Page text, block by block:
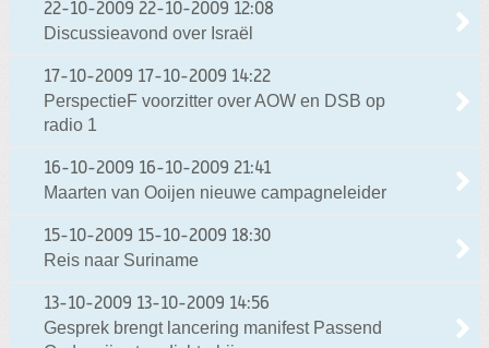
22-10-2009 22-10-2009 12:08
Discussieavond over Israël
17-10-2009 17-10-2009 14:22
PerspectieF voorzitter over AOW en DSB op
radio 1
16-10-2009 16-10-2009 21:41
Maarten van Ooijen nieuwe campagneleider
15-10-2009 15-10-2009 18:30
Reis naar Suriname
13-10-2009 13-10-2009 14:56
Gesprek brengt lancering manifest Passend